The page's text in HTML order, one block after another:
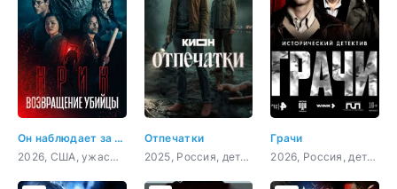
Он наблюдает за тобой
2026, США, ужасы, триллер
Отпечатки
2025, Россия, детектив, криминал, драма
Грачи
2026, Россия, детектив, история, боевик